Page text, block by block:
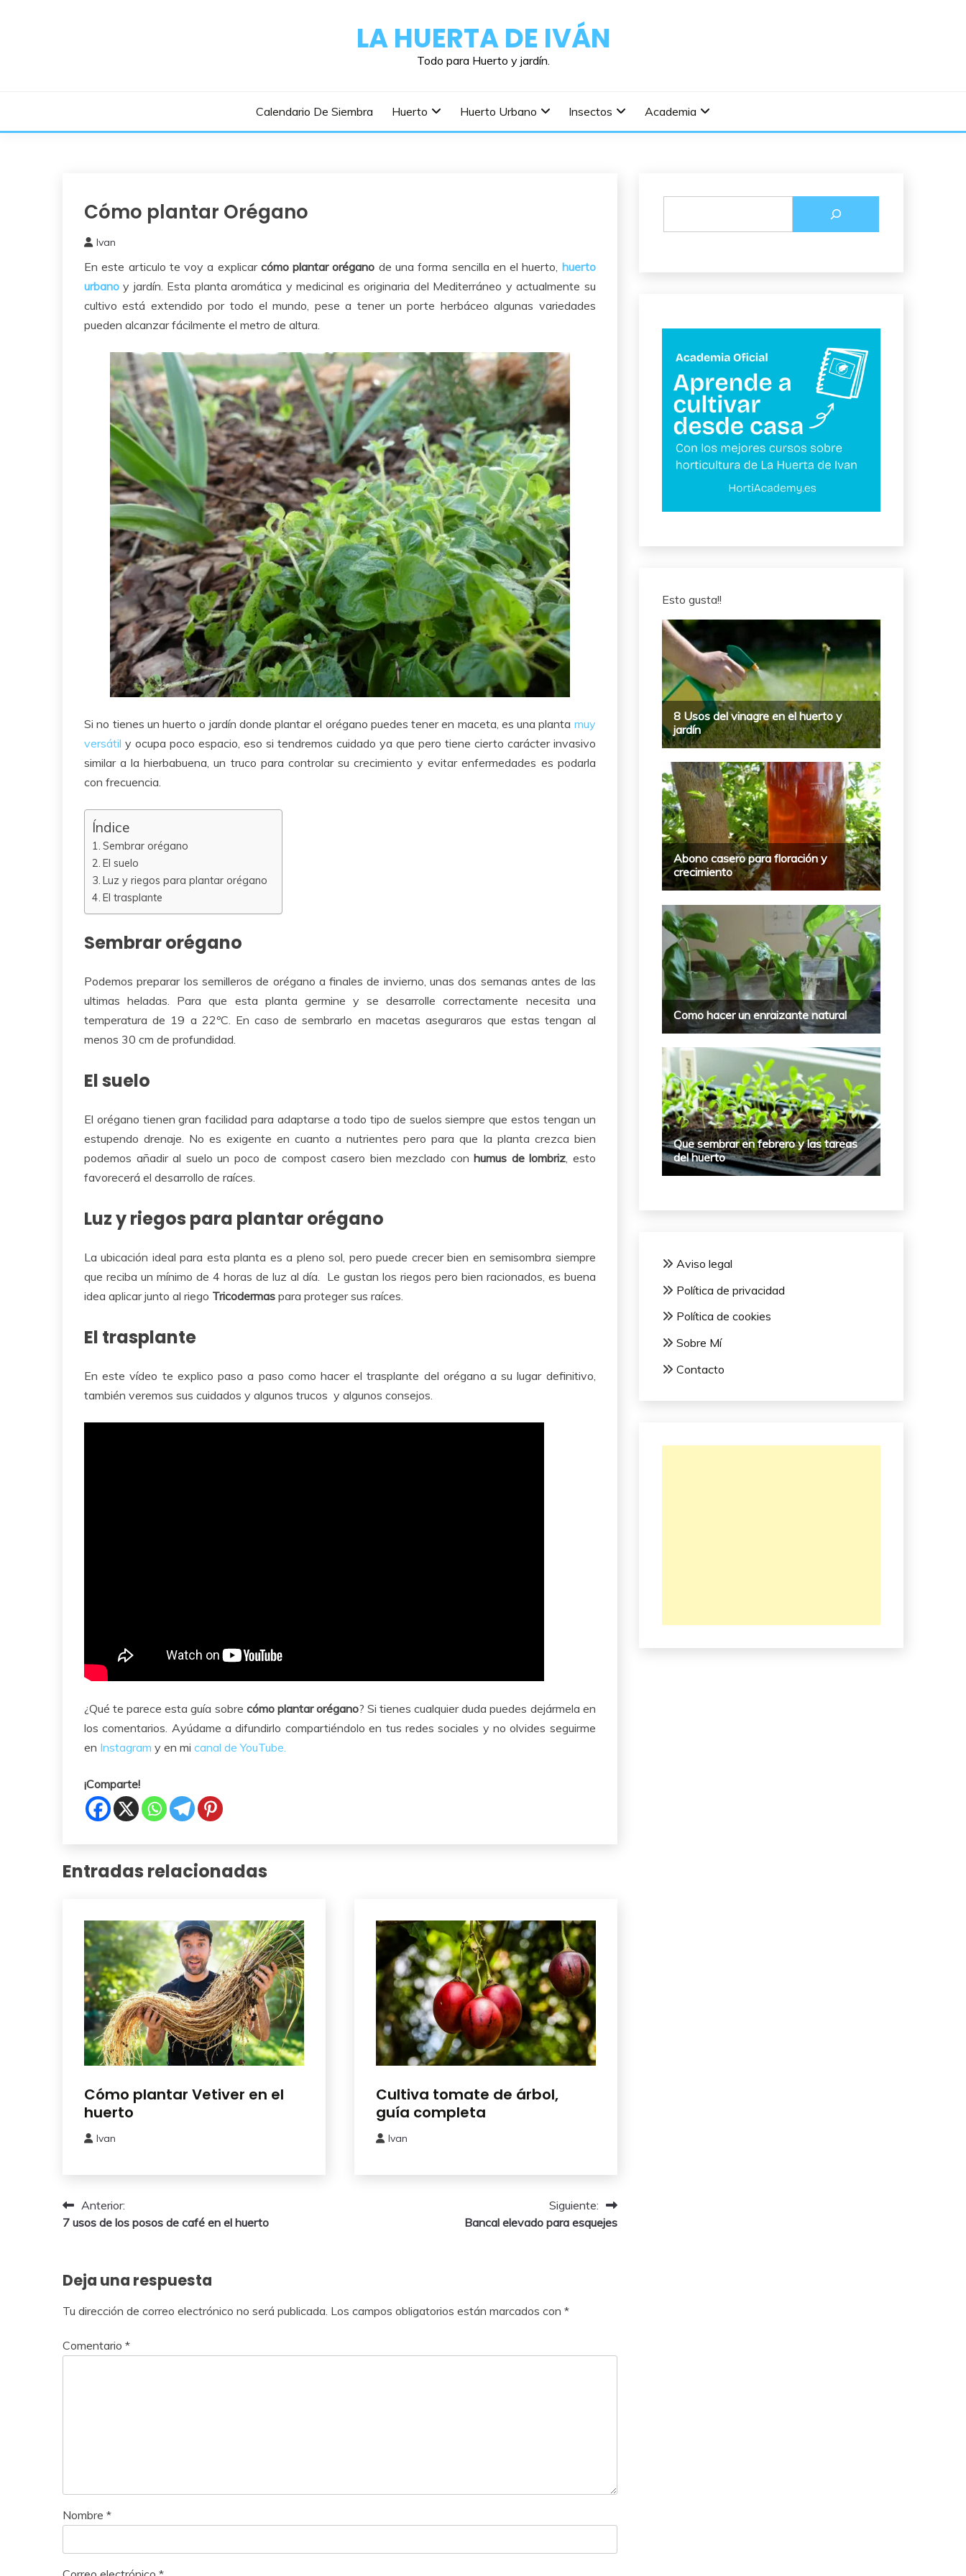
LA HUERTA DE IVÁN
Todo para Huerto y jardín.
Calendario De Siembra Huerto Huerto Urbano Insectos Academia
Como
o
Cómo plantar Orégano
diciembre,
2019
Ivan
En este articulo te voy a explicar cómo plantar orégano de una forma sencilla en el huerto, huerto
urbano y jardín. Esta planta aromática y medicinal es originaria del Mediterráneo y actualmente su
cultivo está extendido por todo el mundo, pese a tener un porte herbáceo algunas variedades
pueden alcanzar fácilmente el metro de altura.
Si no tienes un huerto o jardín donde plantar el orégano puedes tener en maceta, es una planta muy
versátil y ocupa poco espacio, eso si tendremos cuidado ya que pero tiene cierto carácter invasivo
similar a la hierbabuena, un truco para controlar su crecimiento y evitar enfermedades es podarla
con frecuencia.
Índice
Sembrar orégano
El suelo
Luz y riegos para plantar orégano
El trasplante
Sembrar orégano
Podemos preparar los semilleros de orégano a finales de invierno, unas dos semanas antes de las
ultimas heladas. Para que esta planta germine y se desarrolle correctamente necesita una
temperatura de 19 a 22ºC. En caso de sembrarlo en macetas aseguraros que estas tengan al
menos 30 cm de profundidad.
El suelo
El orégano tienen gran facilidad para adaptarse a todo tipo de suelos siempre que estos tengan un
estupendo drenaje. No es exigente en cuanto a nutrientes pero para que la planta crezca bien
podemos añadir al suelo un poco de compost casero bien mezclado conhumus de lombriz , esto
favorecerá el desarrollo de raíces.
Luz y riegos para plantar orégano
La ubicación ideal para esta planta es a pleno sol, pero puede crecer bien en semisombra siempre
que reciba un mínimo de 4 horas de luz al día. Le gustan los riegos pero bien racionados, es buena
idea aplicar junto al riego Tricodermas para proteger sus raíces.
El trasplante
En este vídeo te explico paso a paso como hacer el trasplante del orégano a su lugar definitivo,
también veremos sus cuidados y algunos trucos y algunos consejos.
¿Qué te parece esta guía sobre cómo plantar orégano? Si tienes cualquier duda puedes dejármela en
los comentarios. Ayúdame a difundirlo compartiéndolo en tus redes sociales y no olvides seguirme
en Instagram y en mi canal de YouTube.
¡Comparte!
Entradas relacionadas
Como
Sembrar
o
Plantar
Cómo plantar Vetiver en el
huerto
Ivan
Como
Sembrar
o
Plantar
Cultiva tomate de árbol,
guía completa
Ivan
Navegación
de
Anterior:
7 usos de los posos de café en el huerto
Siguiente:
Bancal elevado para esquejes
Deja una respuesta
Tu dirección de correo electrónico no será publicada. Los campos obligatorios están marcados con *
Comentario *
Nombre *
Esto gusta!!
Aviso legal
Política de privacidad
Política de cookies
Sobre Mí
Contacto